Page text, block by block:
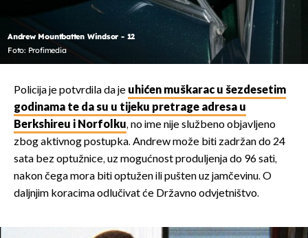
Andrew Mountbatten Windsor - 12
Foto: Profimedia
Policija je potvrdila da je uhićen muškarac u šezdesetim
godinama te da su u tijeku pretrage adresa u
Berkshireu i Norfolku, no ime nije službeno objavljeno
zbog aktivnog postupka. Andrew može biti zadržan do 24
sata bez optužnice, uz mogućnost produljenja do 96 sati,
nakon čega mora biti optužen ili pušten uz jamčevinu. O
daljnjim koracima odlučivat će Državno odvjetništvo.